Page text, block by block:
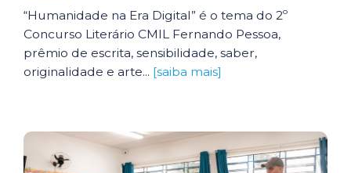
“Humanidade na Era Digital” é o tema do 2º
Concurso Literário CMIL Fernando Pessoa,
prêmio de escrita, sensibilidade, saber,
originalidade e arte... [saiba mais]